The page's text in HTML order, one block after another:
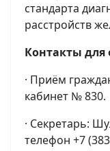
стандарта
расстройств
Контакты
· Приём
кабинет № 830.
· Секретарь:
телефон +7